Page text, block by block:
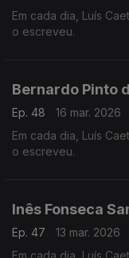
Em cada dia, Luís
o escreveu.
Bernardo Pinto
Ep. 48
16 mar. 2026
Em cada dia, Luís
o escreveu.
Inês Fonseca
Ep. 47
13 mar. 2026
Em cada dia, Luís